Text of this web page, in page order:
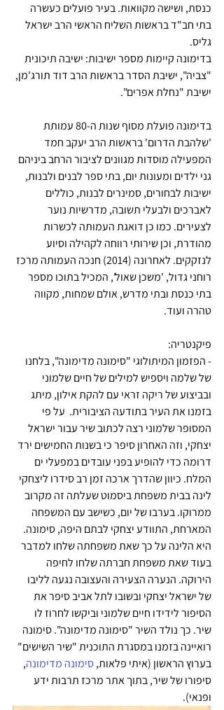
כנסת, ושישה מקוואות. בעיר פועלים כעשרה
בתי חב"ד בראשות השליח הראשי הרב ישראל
גליס.
בדימונה קיימות מספר ישיבות: ישיבה תיכונית
"צביה", ישיבת הסדר בראשות הרב דוד תורג'מן,
ישיבת "נחלת אפרים".
בדימונה פועלת מסוף שנות ה-80 עמותת
'שלהבת הדרום' בראשות הרב יעקב חמד
המפעילה מוסדות מגוונים לציבור הרחב ביניהם
גני ילדים ומעונות יום, בתי ספר לבנים ולבנות,
ישיבות לבחורים, סמינרים לבנות, כוללים
לאברכים ולבעלי תשובה, מדרשיות נוער
לצעירים. כמו כן דואגת העמותה לכשרות
מהודרת, וכן שירותי רווחה לקהילה וסיוע
לנזקקים. לאחרונה (2014) חנכה העמותה מרכז
רוחני גדול, 'משכן שאול', המכיל בתוכו מספר
בתי כנסת ובתי מדרש, אולם שמחות, מקווה
טהרה ועוד.
פיקנטריה:
- הפזמון המיתולוגי "סימונה מדימונה", בלחנו
של שלמה ויספיש למילים של חיים שלמוני
ובביצוע של ריקה זראי עם להקת אילון, מיתג
בזמנו את העיר בתודעה הציבורית.  על פי
המסופר שלמוני רצה לכתוב שיר עבור ישראל
יצחקי, וזה האחרון סיפר כי בשנות החמישים ירד
דרומה כדי להופיע בפני עובדים במפעלי ים
המלח. כיוון שהדרך ארכה זמן רב סידרו ליצחקי
לינה בבית משפחת ביסמוט שעלתה זה מקרוב
ממרוקו. בערבו של יום, כשישב עם המשפחה
המארחת, התוודע יצחקי לבתם היפה, סימונה.
היא הלינה על כך שאת משפחתה שלחו למדבר
בעוד שאת משפחת חברתה שלחו לחיפה
הירוקה. הנערה הצעירה והעצובה נגעה לליבו
של ישראל יצחקי ובשובו לתל אביב סיפר את
הסיפור לידידו חיים שלמוני וביקשו לחרוז לו
שיר. כך נולד השיר "סימונה מדימונה". סימונה
רואיינה בזמנו במסגרת התוכנית "שיר השישים"
בערוץ הראשון (איתי פלאות, סימונה מדימונה,
סיפורו של שיר, בתוך אתר מרכז תרבות ידע
ופנאי).